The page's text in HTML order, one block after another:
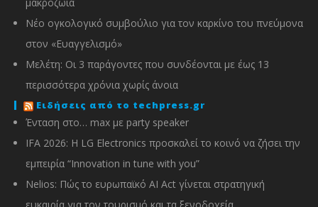
μακροζωία
Νέο ογκολογικό συμβούλιο για τον καρκίνο του πνεύμονα
στον «Ευαγγελισμό»
Μελέτη: Οι 3 παράγοντες που συνδέονται με έως 13
περισσότερα χρόνια χωρίς άνοια
Ειδήσεις από το techpress.gr
Ένταση στο… max με party speaker
IFA 2026: Η LG Electronics προσκαλεί το κοινό να ζήσει την
εμπειρία “Innovation in tune with you”
Nelios: Πώς το ευρωπαϊκό AI Act γίνεται στρατηγική